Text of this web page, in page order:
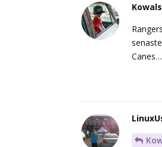
Canes…